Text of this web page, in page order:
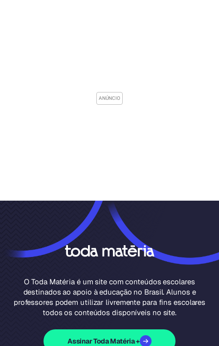
O Toda Matéria é um site com conteúdos escolares
destinados ao apoio à educação no Brasil. Alunos e
professores podem utilizar livremente para fins escolares
todos os conteúdos disponíveis no site.
Assinar Toda Matéria +